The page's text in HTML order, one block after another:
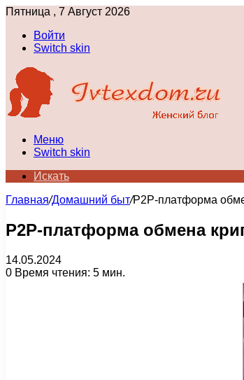
Пятница , 7 Август 2026
Войти
Switch skin
Меню
Switch skin
Искать
Главная/Домашний быт/P2P-платформа
P2P-платформа обмена
14.05.2024
0 Время чтения: 5 мин.